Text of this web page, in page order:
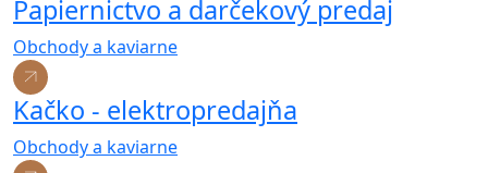
Papiernictvo a darčekový predaj
Obchody a kaviarne
Kačko - elektropredajňa
Obchody a kaviarne